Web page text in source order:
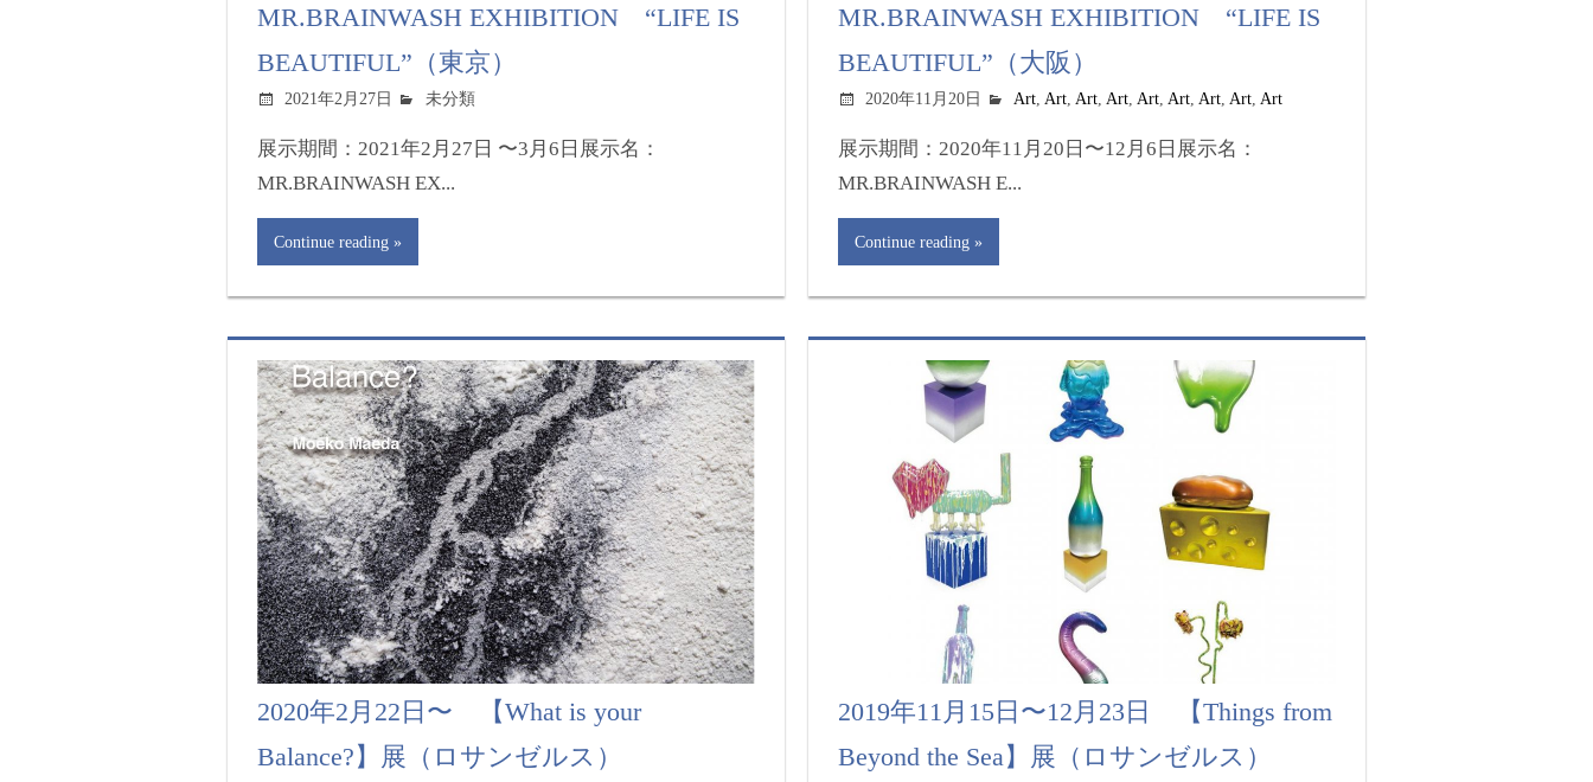
MR.BRAINWASH EXHIBITION “LIFE IS
BEAUTIFUL”（東京）
2021年2月27日 未分類
展示期間：2021年2月27日 〜3月6日展示名：
MR.BRAINWASH EX...
Continue reading
MR.BRAINWASH EXHIBITION “LIFE IS
BEAUTIFUL”（大阪）
2020年11月20日 Art, Art, Art, Art, Art, Art, Art, Art, Art
展示期間：2020年11月20日〜12月6日展示名：
MR.BRAINWASH E...
Continue reading
2020年2月22日〜 【What is your
Balance?】展（ロサンゼルス）
2019年11月15日〜12月23日 【Things from
Beyond the Sea】展（ロサンゼルス）